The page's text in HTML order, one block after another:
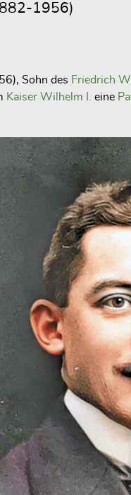
1956)
Sohn des Friedrich
Kaiser Wilhelm I. eine